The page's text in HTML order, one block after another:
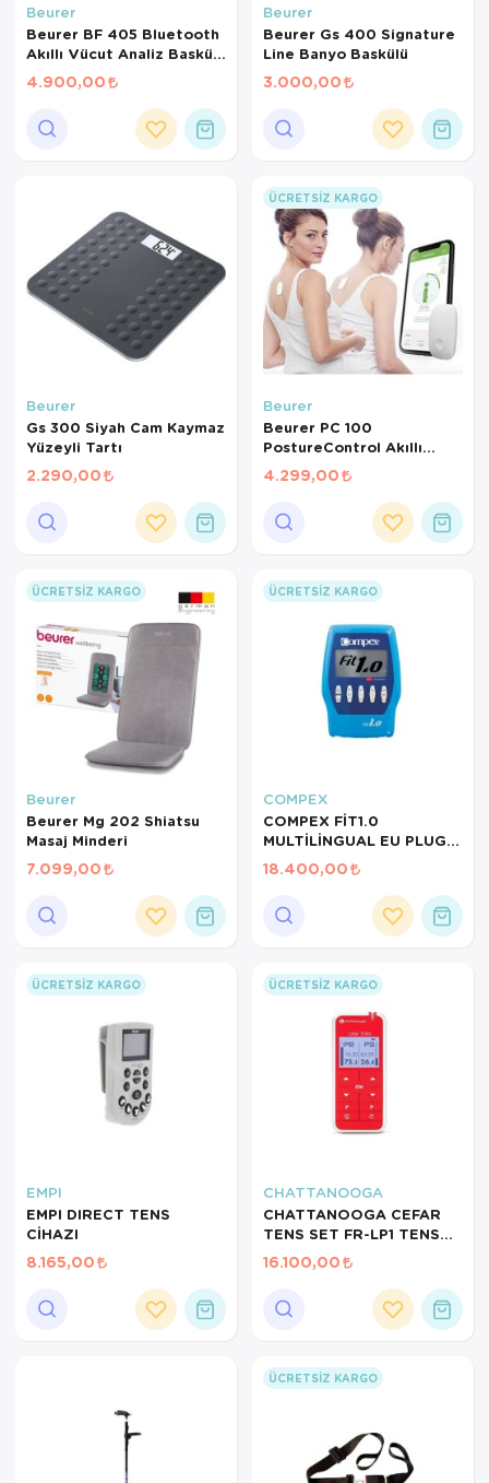
Beurer
Beurer BF 405 Bluetooth
Akıllı Vücut Analiz Baskülü
– 200 kg Kapasiteli Dijital
Yağ Ölçer
4.900,00
Beurer
Beurer Gs 400 Signature
Line Banyo Baskülü
3.000,00
Beurer
Gs 300 Siyah Cam Kaymaz
Yüzeyli Tartı
2.290,00
ÜCRETSIZ KARGO
Beurer
Beurer PC 100
PostureControl Akıllı
Duruş Eğitmeni –
Bluetooth Bağlantılı
Postür Düzeltici ve Sırt
Sağlığı Destekleyici
4.299,00
ÜCRETSIZ KARGO
Beurer
Beurer Mg 202 Shiatsu
Masaj Minderi
7.099,00
ÜCRETSIZ KARGO
COMPEX
COMPEX FİT1.0
MULTİLİNGUAL EU PLUG
TENS CİHAZI
18.400,00
ÜCRETSIZ KARGO
EMPI
EMPI DIRECT TENS
CİHAZI
8.165,00
ÜCRETSIZ KARGO
CHATTANOOGA
CHATTANOOGA CEFAR
TENS SET FR-LP1 TENS
CİHAZI
16.100,00
ÜCRETSIZ KARGO